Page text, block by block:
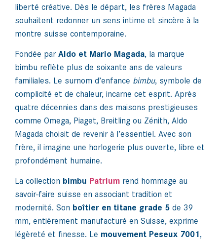
liberté créative. Dès le départ, les frères Magada
souhaitent redonner un sens intime et sincère à la
montre suisse contemporaine.
Fondée par Aldo et Mario Magada, la marque
bimbu reflète plus de soixante ans de valeurs
familiales. Le surnom d’enfance bimbu, symbole de
complicité et de chaleur, incarne cet esprit. Après
quatre décennies dans des maisons prestigieuses
comme Omega, Piaget, Breitling ou Zénith, Aldo
Magada choisit de revenir à l’essentiel. Avec son
frère, il imagine une horlogerie plus ouverte, libre et
profondément humaine.
La collection bimbu Patrium rend hommage au
savoir-faire suisse en associant tradition et
modernité. Son boîtier en titane grade 5 de 39
mm, entièrement manufacturé en Suisse, exprime
légèreté et finesse. Le mouvement Peseux 7001,